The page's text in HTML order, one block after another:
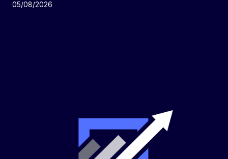
05/08/2026